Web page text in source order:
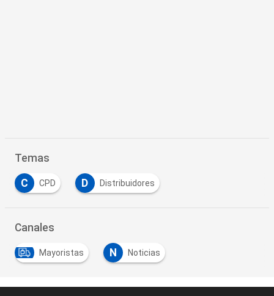
Temas
C CPD D Distribuidores
Canales
Mayoristas N Noticias